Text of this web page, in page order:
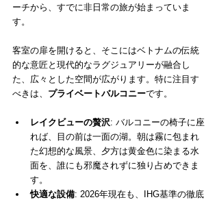
ーチから、すでに非日常の旅が始まっていま
す。
客室の扉を開けると、そこにはベトナムの伝統
的な意匠と現代的なラグジュアリーが融合し
た、広々とした空間が広がります。特に注目す
べきは、 プライベートバルコニーです。
レイクビューの贅沢: バルコニーの椅子に座
れば、目の前は一面の湖。朝は霧に包まれ
た幻想的な風景、夕方は黄金色に染まる水
面を、誰にも邪魔されずに独り占めできま
す。
快適な設備: 2026年現在も、IHG基準の徹底